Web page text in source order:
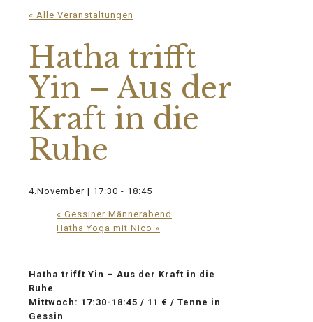
« Alle Veranstaltungen
Hatha trifft
Yin – Aus der
Kraft in die
Ruhe
4.November | 17:30 - 18:45
« Gessiner Männerabend
Hatha Yoga mit Nico »
Hatha trifft Yin – Aus der Kraft in die
Ruhe
Mittwoch: 17:30-18:45 / 11 € / Tenne in
Gessin